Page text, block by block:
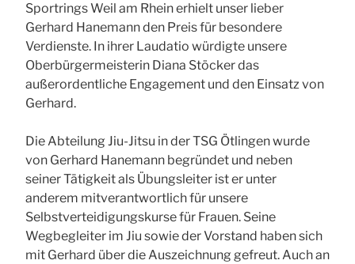
Sportrings Weil am Rhein erhielt unser lieber
Gerhard Hanemann den Preis für besondere
Verdienste. In ihrer Laudatio würdigte unsere
Oberbürgermeisterin Diana Stöcker das
außerordentliche Engagement und den Einsatz von
Gerhard.
Die Abteilung Jiu-Jitsu in der TSG Ötlingen wurde
von Gerhard Hanemann begründet und neben
seiner Tätigkeit als Übungsleiter ist er unter
anderem mitverantwortlich für unsere
Selbstverteidigungskurse für Frauen. Seine
Wegbegleiter im Jiu sowie der Vorstand haben sich
mit Gerhard über die Auszeichnung gefreut. Auch an